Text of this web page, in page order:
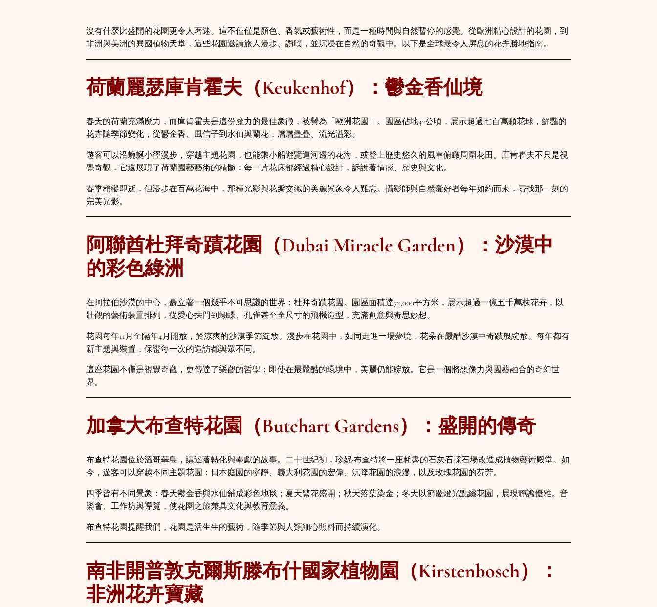
沒有什麼比盛開的花園更令人著迷。這不僅僅是顏色、香氣或藝術性，而是一種時間與自然暫停的感覺。從歐洲精心設計的花園，到
非洲與美洲的異國植物天堂，這些花園邀請旅人漫步、讚嘆，並沉浸在自然的奇觀中。以下是全球最令人屏息的花卉勝地指南。
荷蘭麗瑟庫肯霍夫（Keukenhof）：鬱金香仙境
春天的荷蘭充滿魔力，而庫肯霍夫是這份魔力的最佳象徵，被譽為「歐洲花園」。園區佔地32公頃，展示超過七百萬顆花球，鮮豔的
花卉隨季節變化，從鬱金香、風信子到水仙與蘭花，層層疊疊、流光溢彩。
遊客可以沿蜿蜒小徑漫步，穿越主題花園，也能乘小船遊覽運河邊的花海，或登上歷史悠久的風車俯瞰周圍花田。庫肯霍夫不只是視
覺奇觀，它還展現了荷蘭園藝藝術的精髓：每一片花床都經過精心設計，訴說著情感、歷史與文化。
春季稍縱即逝，但漫步在百萬花海中，那種光影與花瓣交織的美麗景象令人難忘。攝影師與自然愛好者每年如約而來，尋找那一刻的
完美光影。
阿聯酋杜拜奇蹟花園（Dubai Miracle Garden）：沙漠中
的彩色綠洲
在阿拉伯沙漠的中心，矗立著一個幾乎不可思議的世界：杜拜奇蹟花園。園區面積達72,000平方米，展示超過一億五千萬株花卉，以
壯觀的藝術裝置排列，從愛心拱門到蝴蝶、孔雀甚至全尺寸的飛機造型，充滿創意與奇思妙想。
花園每年11月至隔年4月開放，於涼爽的沙漠季節綻放。漫步在花園中，如同走進一場夢境，花朵在嚴酷沙漠中奇蹟般綻放。每年都有
新主題與裝置，保證每一次的造訪都與眾不同。
這座花園不僅是視覺奇觀，更傳達了樂觀的哲學：即使在最嚴酷的環境中，美麗仍能綻放。它是一個將想像力與園藝融合的奇幻世
界。
加拿大布查特花園（Butchart Gardens）：盛開的傳奇
布查特花園位於溫哥華島，講述著轉化與奉獻的故事。二十世紀初，珍妮·布查特將一座耗盡的石灰石採石場改造成植物藝術殿堂。如
今，遊客可以穿越不同主題花園：日本庭園的寧靜、義大利花園的宏偉、沉降花園的浪漫，以及玫瑰花園的芬芳。
四季皆有不同景象：春天鬱金香與水仙鋪成彩色地毯；夏天繁花盛開；秋天落葉染金；冬天以節慶燈光點綴花園，展現靜謐優雅。音
樂會、工作坊與導覽，使花園之旅兼具文化與教育意義。
布查特花園提醒我們，花園是活生生的藝術，隨季節與人類細心照料而持續演化。
南非開普敦克爾斯滕布什國家植物園（Kirstenbosch）：
非洲花卉寶藏